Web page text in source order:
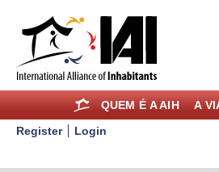
QUEM É A AIH A
Register
Login